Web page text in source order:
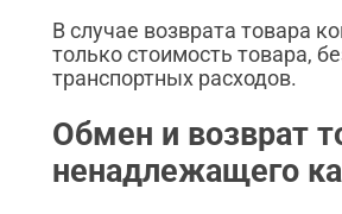
В случае возврата товара
только стоимость товара,
транспортных расходов.
Обмен и возврат
ненадлежащего